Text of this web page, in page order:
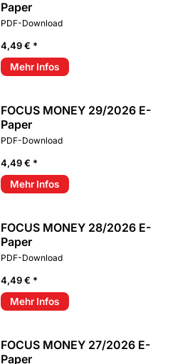
Paper
PDF-Download
4,49 € *
Mehr Infos
FOCUS MONEY 29/2026 E-
Paper
PDF-Download
4,49 € *
Mehr Infos
FOCUS MONEY 28/2026 E-
Paper
PDF-Download
4,49 € *
Mehr Infos
FOCUS MONEY 27/2026 E-
Paper